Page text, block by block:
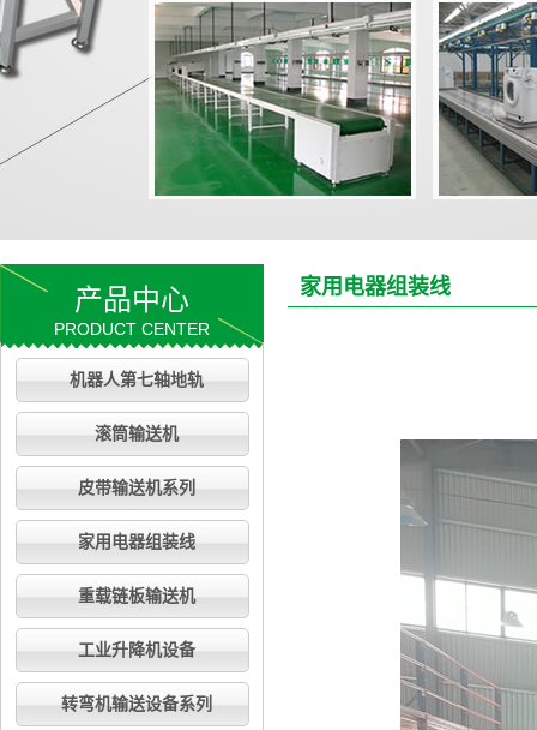
产品中心
PRODUCT CENTER
机器人第七轴地轨
滚筒输送机
皮带输送机系列
家用电器组装线
重载链板输送机
工业升降机设备
转弯机输送设备系列
家用电器组装线